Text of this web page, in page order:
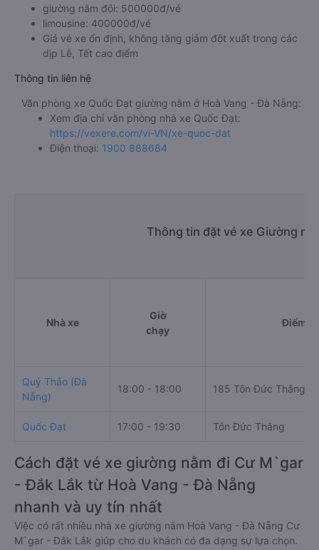
giường nằm đôi: 500000đ/vé
limousine: 400000đ/vé
Giá vé xe ổn định, không tăng giảm đột xuất trong các
dịp Lễ, Tết cao điểm
Thông tin liên hệ
Văn phòng xe Quốc Đạt giường nằm ở Hoà Vang - Đà Nẵng:
Xem địa chỉ văn phòng nhà xe Quốc Đạt:
https://vexere.com/vi-VN/xe-quoc-dat
Điện thoại: 1900 888684
Thông tin đặt vé xe Giường
Nhà xe
Giờ
chạy
Điểm đi
Quý Thảo (Đà
Nẵng)
18:00 - 18:00 185 Tôn Đức Thắng
Quốc Đạt 17:00 - 19:30 Tôn Đức Thắng
Cách đặt vé xe giường nằm đi Cư M`gar
- Đắk Lắk từ Hoà Vang - Đà Nẵng
nhanh và uy tín nhất
Việc có rất nhiều nhà xe giường nằm Hoà Vang - Đà Nẵng Cư
M`gar - Đắk Lắk giúp cho du khách có đa dạng sự lựa chọn.